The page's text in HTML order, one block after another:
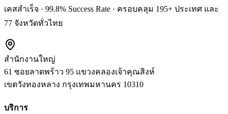
เคสสำเร็จ · 99.8% Success Rate · ครอบคลุม 195+ ประเทศ และ
77 จังหวัดทั่วไทย
สำนักงานใหญ่
61 ซอยลาดพร้าว 95 แขวงคลองเจ้าคุณสิงห์
เขตวังทองหลาง กรุงเทพมหานคร 10310
บริการ